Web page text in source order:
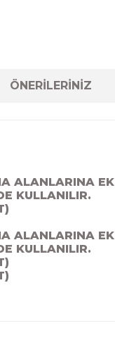
ÖNERİLERİNİZ
ALANLARINA
KULLANILIR.
ALANLARINA
KULLANILIR.